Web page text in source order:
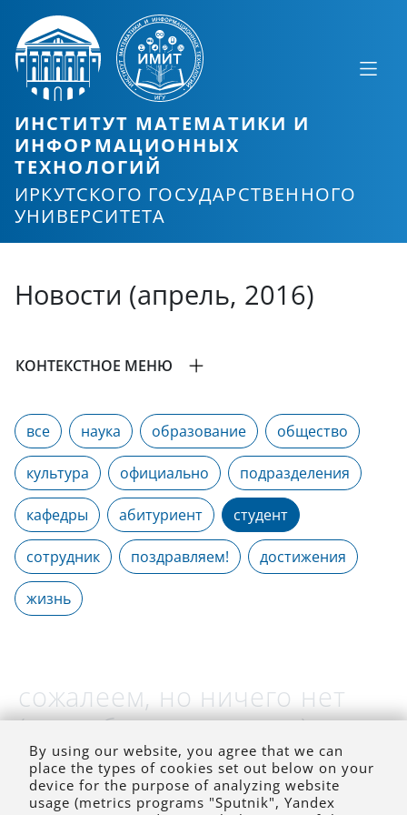
ИНСТИТУТ МАТЕМАТИКИ И
ИНФОРМАЦИОННЫХ
ТЕХНОЛОГИЙ
ИРКУТСКОГО ГОСУДАРСТВЕННОГО
УНИВЕРСИТЕТА
Новости (апрель, 2016)
КОНТЕКСТНОЕ МЕНЮ
все наука образование общество
культура официально подразделения
кафедры абитуриент студент
сотрудник поздравляем! достижения
жизнь
сожалеем, но ничего нет
(на выбранное время)
By using our website, you agree that we can
place the types of cookies set out below on your
device for the purpose of analyzing website
usage (metrics programs "Sputnik", Yandex